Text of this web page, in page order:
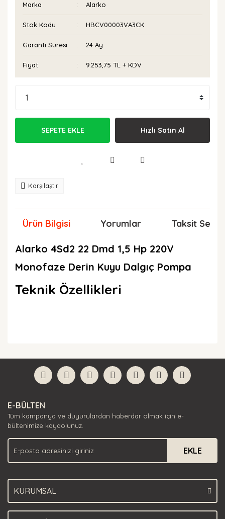
Marka Alarko
Stok Kodu HBCV00003VA3CK
Garanti Süresi 24 Ay
Fiyat 9.253,75 TL + KDV
SEPETE EKLE Hızlı Satın Al
Karşılaştır
Ürün Bilgisi Yorumlar Taksit
Alarko 4Sd2 22 Dmd 1,5 Hp 220V
Monofaze Derin Kuyu Dalgıç Pompa
Teknik Özellikleri
Yorum Yaz
formunu kullanarak tarafımıza iletebilirsiniz.
Görüş ve önerileriniz için teşekkür ederiz.
Ürün açıklamasında eksik bilgiler bulunuyor.
Ürün bilgilerinde hatalar bulunuyor.
Ürün fiyatı diğer sitelerden daha pahalı.
Bu ürüne benzer farklı alternatifler olmalı.
E-BÜLTEN
Tüm kampanya ve duyurulardan haberdar olmak için e-
bültenimize kaydolunuz.
EKLE
KURUMSAL